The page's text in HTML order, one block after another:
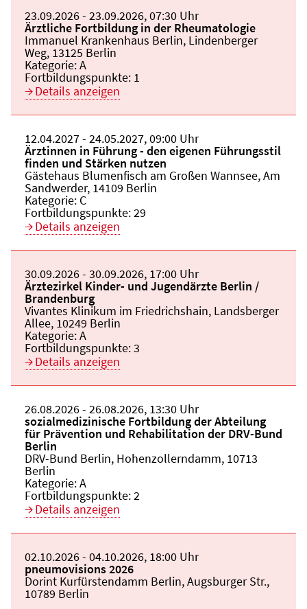
Beginn:
23.09.2026Ende und Anfangszeit:
- 23.09.2026,07:30 Uhr
Veranstaltungstitel:
Ärztliche Fortbildung in der Rheumatologie
Veranstaltungsort:
Immanuel Krankenhaus Berlin, Lindenberger
Weg, 13125 Berlin
Kategorie:A
Fortbildungspunkte: 1
Details anzeigen
Beginn:
12.04.2027Ende und Anfangszeit:
- 24.05.2027,09:00 Uhr
Veranstaltungstitel:
Ärztinnen in Führung - den eigenen Führungsstil
finden und Stärken nutzen
Veranstaltungsort:
Gästehaus Blumenfisch am Großen Wannsee, Am
Sandwerder, 14109 Berlin
Kategorie: C
Fortbildungspunkte:29
Details anzeigen
Beginn:
30.09.2026Ende und Anfangszeit:
- 30.09.2026, 17:00 Uhr
Veranstaltungstitel:
Ärztezirkel Kinder- und Jugendärzte Berlin /
Brandenburg
Veranstaltungsort:
Vivantes Klinikum im Friedrichshain, Landsberger
Allee, 10249 Berlin
Kategorie:A
Fortbildungspunkte:3
Details anzeigen
Beginn:
26.08.2026Ende und Anfangszeit:
- 26.08.2026, 13:30 Uhr
Veranstaltungstitel:
sozialmedizinische Fortbildung der Abteilung
für Prävention und Rehabilitation der DRV-Bund
Berlin
Veranstaltungsort:
DRV-Bund Berlin, Hohenzollerndamm, 10713
Berlin
Kategorie:A
Fortbildungspunkte:2
Details anzeigen
Beginn:
02.10.2026Ende und Anfangszeit:
- 04.10.2026, 18:00 Uhr
Veranstaltungstitel:
pneumovisions 2026
Veranstaltungsort:
Dorint Kurfürstendamm Berlin, Augsburger Str.,
10789 Berlin